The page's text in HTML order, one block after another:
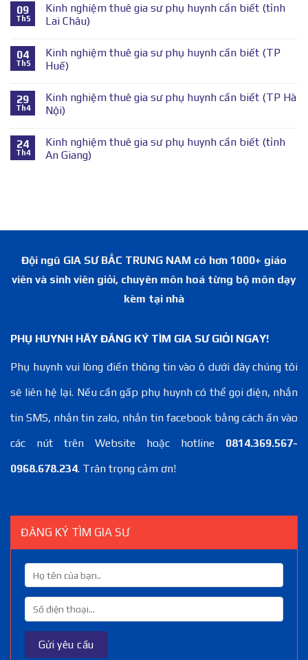
09
Th5
Kinh nghiệm thuê gia sư phụ huynh cần biết (tỉnh
Lai Châu)
04
Th5
Kinh nghiệm thuê gia sư phụ huynh cần biết (TP
Huế)
29
Th4
Kinh nghiệm thuê gia sư phụ huynh cần biết (TP Hà
Nội)
24
Th4
Kinh nghiệm thuê gia sư phụ huynh cần biết (tỉnh
An Giang)
Đội ngũ GIA SƯ BẮC TRUNG NAM có hơn 1000+ giáo
viên và sinh viên giỏi, chuyên môn hoá từng bộ môn dạy
kèm tại nhà
PHỤ HUYNH HÃY ĐĂNG KÝ TÌM GIA SƯ GIỎI NGAY!
Phụ huynh vui lòng điền thông tin vào ô dưới đây chúng tôi
sẽ liên hệ lại. Nếu cần gấp phụ huynh có thể gọi điện, nhắn
tin SMS, nhắn tin zalo, nhắn tin facebook bằng cách ấn vào
các nút trên Website hoặc hotline 0814.369.567-
0968.678.234. Trân trọng cảm ơn!
ĐĂNG KÝ TÌM GIA SƯ